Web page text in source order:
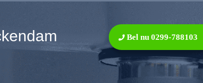
Bel nu 0299-788103